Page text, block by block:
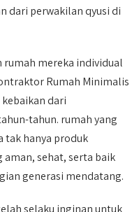
dari perwakilan qyusi di
rumah mereka individual
Rumah Minimalis
dari
tahun. rumah yang
tak hanya produk
sehat, serta baik
generasi mendatang.
selaku inginan untuk